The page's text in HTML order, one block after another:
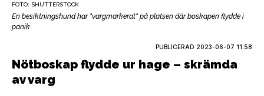
FOTO: SHUTTERSTOCK
En besiktningshund har "vargmarkerat" på platsen där boskapen flydde i
panik.
PUBLICERAD 2023-06-07 11:58
Nötboskap flydde ur hage – skrämda
av varg